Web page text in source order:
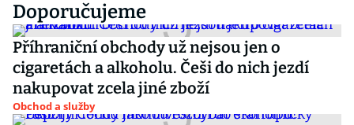
Doporučujeme
Příhraniční obchody už nejsou jen o
cigaretách a alkoholu. Češi do nich jezdí
nakupovat zcela jiné zboží
Obchod a služby